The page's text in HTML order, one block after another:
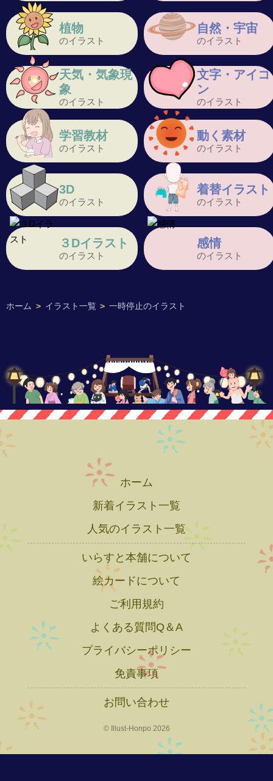
ホーム > イラスト一覧 > 一時停止のイラスト
植物
のイラスト
自然・宇宙
のイラスト
天気・気象現
象
のイラスト
文字・アイコ
ン
のイラスト
学習教材
のイラスト
動く素材
のイラスト
3D
のイラスト
着替イラスト
のイラスト
３Dイラスト
のイラスト
感情
のイラスト
ホーム
新着イラスト一覧
人気のイラスト一覧
いらすと本舗について
絵カードについて
ご利用規約
よくある質問Q＆A
プライバシーポリシー
免責事項
お問い合わせ
© Illust-Honpo 2026